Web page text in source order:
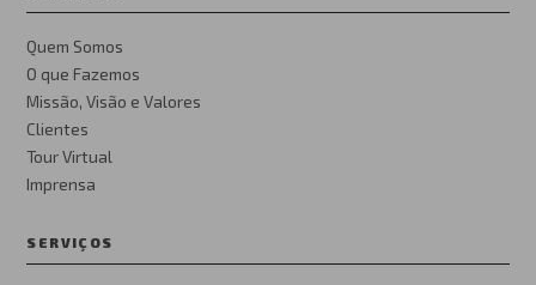
Quem Somos
O que Fazemos
Missão, Visão e Valores
Clientes
Tour Virtual
Imprensa
SERVIÇOS